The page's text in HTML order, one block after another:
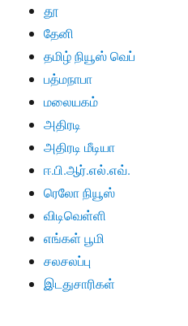
தூ
தேனி
தமிழ் நியூஸ் வெப்
பத்மநாபா
மலையகம்
அதிரடி
அதிரடி மீடியா
ஈ.பி.ஆர்.எல்.எவ்.
ரெலோ நியூஸ்
விடிவெள்ளி
எங்கள் பூமி
சலசலப்பு
இடதுசாரிகள்